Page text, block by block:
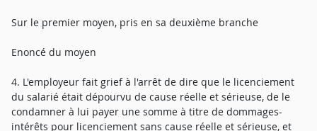
Sur le premier moyen, pris en sa deuxième branche
Enoncé du moyen
4. L'employeur fait grief à l'arrêt de dire que le licenciement
du salarié était dépourvu de cause réelle et sérieuse, de le
condamner à lui payer une somme à titre de dommages-
intérêts pour licenciement sans cause réelle et sérieuse, et